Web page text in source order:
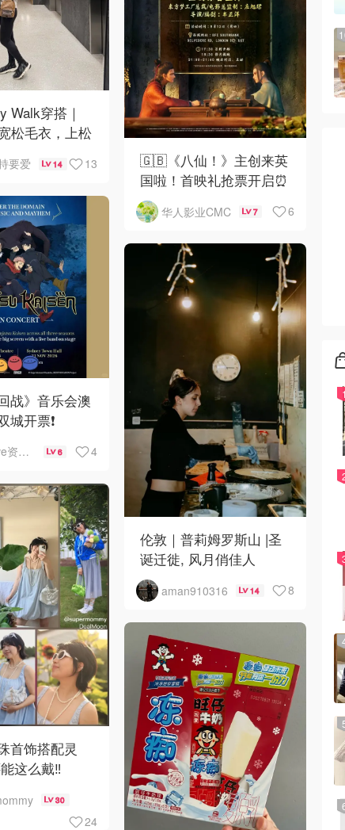
Walk穿搭｜
松毛衣，上松
救比例
要爱 14 13
🇬🇧《八仙！》主创来英
国啦！首映礼抢票开启⏰
华人影业CMC 7 6
战》音乐会澳
城开票❗️
澳新Live资讯站 6 4
伦敦｜普莉姆罗斯山 |圣
诞迁徙, 风月俏佳人
aman910316 14 8
首饰搭配灵
这么戴‼️
30
24